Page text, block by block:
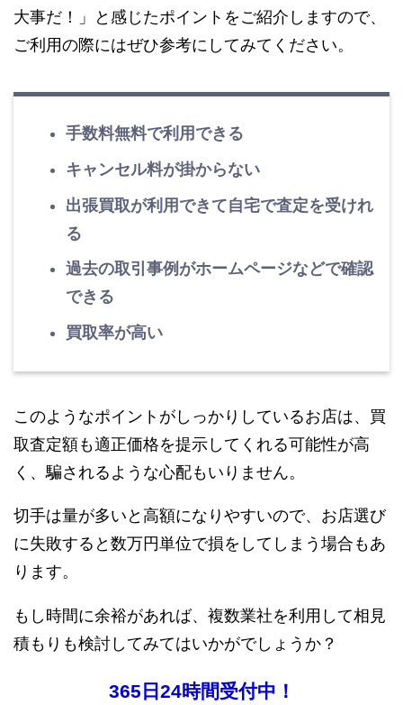
大事だ！」と感じたポイントをご紹介しますので、
ご利用の際にはぜひ参考にしてみてください。
手数料無料で利用できる
キャンセル料が掛からない
出張買取が利用できて自宅で査定を受けれ
る
過去の取引事例がホームページなどで確認
できる
買取率が高い
このようなポイントがしっかりしているお店は、買
取査定額も適正価格を提示してくれる可能性が高
く、騙されるような心配もいりません。
切手は量が多いと高額になりやすいので、お店選び
に失敗すると数万円単位で損をしてしまう場合もあ
ります。
もし時間に余裕があれば、複数業社を利用して相見
積もりも検討してみてはいかがでしょうか？
365日24時間受付中！